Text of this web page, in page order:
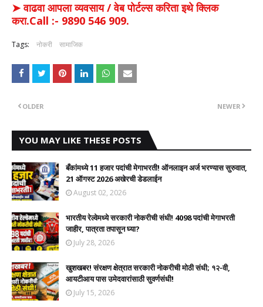
➤ वाढवा आपला व्यवसाय / वेब पोर्टल्स करिता इथे क्लिक
करा.Call :- 9890 546 909.
Tags: नोकरी सामाजिक
NEWER
OLDER
YOU MAY LIKE THESE POSTS
बँकांमध्ये 11 हजार पदांची मेगाभरती! ऑनलाइन अर्ज भरण्यास सुरुवात,
21 ऑगस्ट 2026 अखेरची डेडलाईन
August 02, 2026
भारतीय रेल्वेमध्ये सरकारी नोकरीची संधी! 4098 पदांची मेगाभरती
जाहीर, पात्रता तपासून घ्या?
July 28, 2026
खुशखबर! संरक्षण क्षेत्रात सरकारी नोकरीची मोठी संधी; १२-वी,
आयटीआय पास उमेदवारांसाठी सुवर्णसंधी!
July 15, 2026